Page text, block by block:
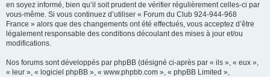
en soyez informé, bien qu’il soit prudent de vérifier régulièrement celles-ci par
vous-même. Si vous continuez d’utiliser « Forum du Club 924-944-968
France » alors que des changements ont été effectués, vous acceptez d’être
légalement responsable des conditions découlant des mises à jour et/ou
modifications.
Nos forums sont développés par phpBB (désigné ci-après par « ils », « eux »,
« leur », « logiciel phpBB », « www.phpbb.com », « phpBB Limited »,